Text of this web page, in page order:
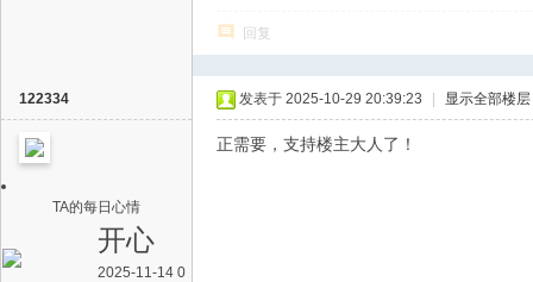
回复
122334
TA的每日心情
开心
2025-11-14 0
发表于 2025-10-29 20:39:23 显示全部楼层
正需要，支持楼主大人了！